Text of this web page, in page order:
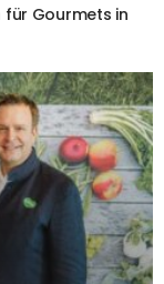
für Gourmets in